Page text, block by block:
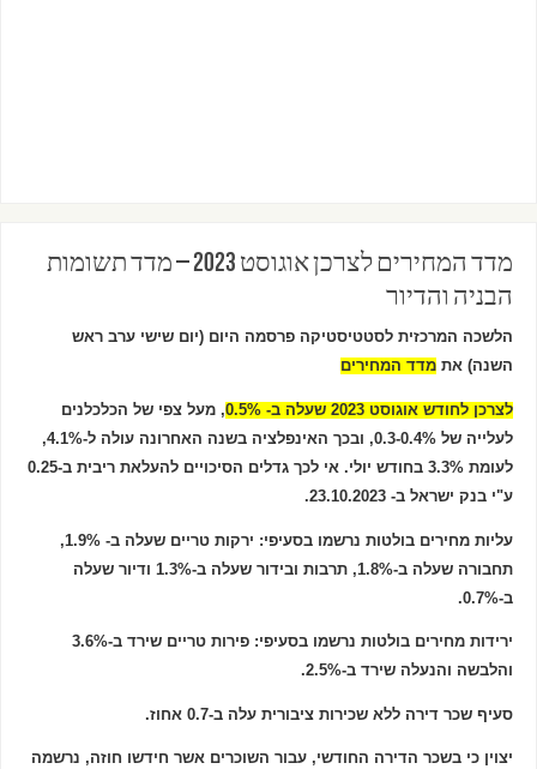
מדד המחירים לצרכן אוגוסט 2023 – מדד תשומות
הבניה והדיור
הלשכה המרכזית לסטטיסטיקה פרסמה היום (יום שישי ערב ראש
השנה) את מדד המחירים
לצרכן לחודש אוגוסט 2023 שעלה ב- 0.5%
, מעל צפי של הכלכלנים
לעלייה של 0.3-0.4%, ובכך האינפלציה בשנה האחרונה עולה ל-4.1%,
לעומת 3.3% בחודש יולי. אי לכך גדלים הסיכויים להעלאת ריבית ב-0.25
ע"י בנק ישראל ב- 23.10.2023.
עליות מחירים בולטות נרשמו בסעיפי: ירקות טריים שעלה ב- 1.9%,
תחבורה שעלה ב-1.8%, תרבות ובידור שעלה ב-1.3% ודיור שעלה
ב-0.7%.
ירידות מחירים בולטות נרשמו בסעיפי: פירות טריים שירד ב-3.6%
והלבשה והנעלה שירד ב-2.5%.
סעיף שכר דירה ללא שכירות ציבורית עלה ב-0.7 אחוז.
יצוין כי בשכר הדירה החודשי, עבור השוכרים אשר חידשו חוזה, נרשמה